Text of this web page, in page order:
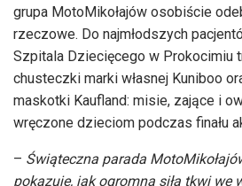
grupa MotoMikołajów osobiście
rzeczowe. Do najmłodszych
Szpitala Dziecięcego w Prokocimiu
chusteczki marki własnej Kuniboo
maskotki Kaufland: misie, zające i
wręczone dzieciom podczas finału
– Świąteczna parada
pokazuje, jak ogromna siła tkwi we